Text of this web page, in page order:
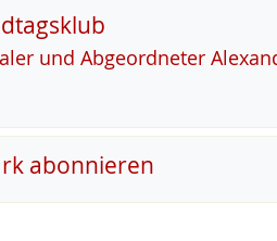
und Ab­ge­ord­ne­ter
abonnieren